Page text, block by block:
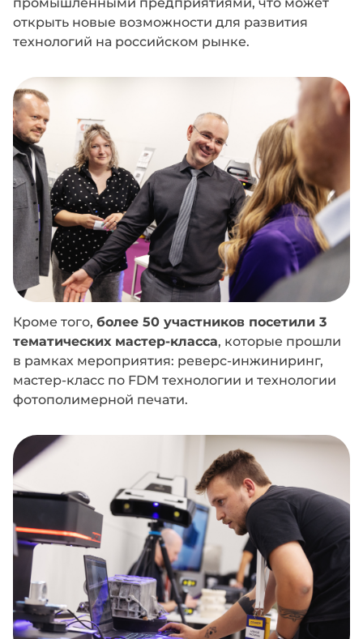
открыть новые возможности для развития
технологий на российском рынке.
Кроме того, более 50 участников посетили 3
тематических мастер-класса, которые прошли
в рамках мероприятия: реверс-инжиниринг,
мастер-класс по FDM технологии и технологии
фотополимерной печати.